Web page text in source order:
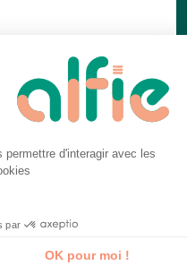
Fév. 2024
Alfie que je
bénéficier
sur un
lequel on
d'interagir avec les
par
OK pour moi !